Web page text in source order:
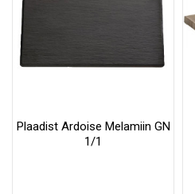
Plaadist Ardoise Melamiin GN
1/1